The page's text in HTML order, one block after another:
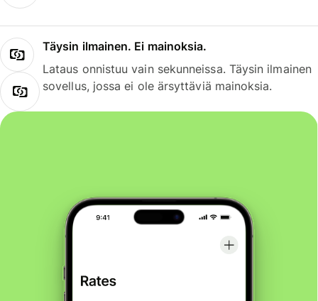
Täysin ilmainen. Ei mainoksia.
Lataus onnistuu vain sekunneissa. Täysin ilmainen
sovellus, jossa ei ole ärsyttäviä mainoksia.